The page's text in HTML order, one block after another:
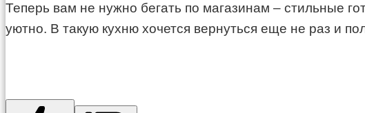
Теперь вам не нужно бегать по магазинам – стильные
уютно. В такую кухню хочется вернуться еще не раз и